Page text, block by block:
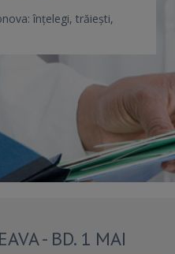
înțelegi, trăiești,
- BD. 1 MAI